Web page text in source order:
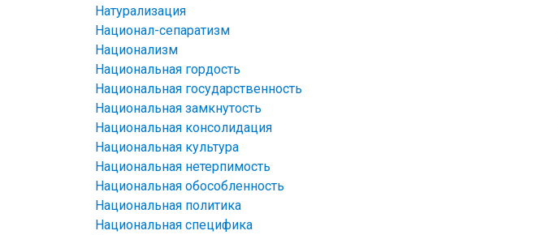
Натурализация
Национал-сепаратизм
Национализм
Национальная гордость
Национальная государственность
Национальная замкнутость
Национальная консолидация
Национальная культура
Национальная нетерпимость
Национальная обособленность
Национальная политика
Национальная специфика